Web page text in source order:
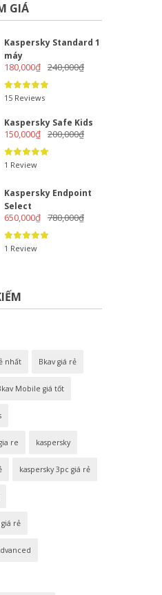
GIÁ
Kaspersky Standard 1
máy
240,000₫
180,000₫
15 Reviews
Kaspersky Safe Kids
200,000₫
150,000₫
1 Review
Kaspersky Endpoint
Select
780,000₫
650,000₫
1 Review
nhất Bkav giá rẻ
Mobile giá tốt
re kaspersky
kaspersky 3pc giá rẻ
rẻ